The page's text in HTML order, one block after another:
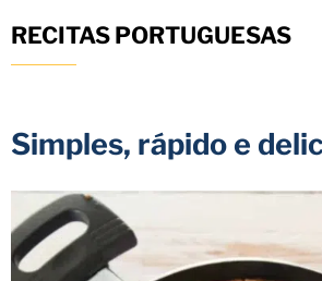
RECITAS PORTUGUESAS
Simples, rápido e